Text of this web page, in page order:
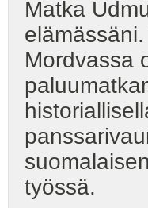
Matka
Mordvassa
työssä.